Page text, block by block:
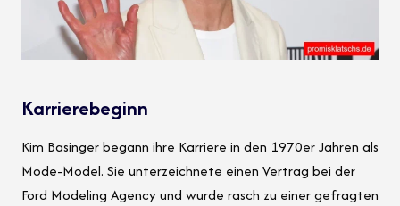
Karrierebeginn
Kim Basinger begann ihre Karriere in den 1970er Jahren als
Mode-Model. Sie unterzeichnete einen Vertrag bei der
Ford Modeling Agency und wurde rasch zu einer gefragten